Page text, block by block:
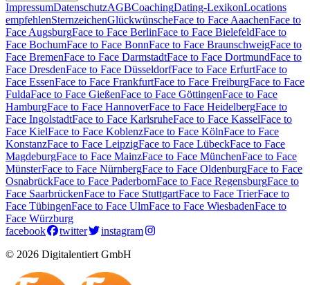
ImpressumDatenschutzAGBCoachingDating-LexikonLocations
empfehlenSternzeichenGlückwünscheFace to Face AaachenFace to
Face AugsburgFace to Face BerlinFace to Face BielefeldFace to
Face BochumFace to Face BonnFace to Face BraunschweigFace to
Face BremenFace to Face DarmstadtFace to Face DortmundFace to
Face DresdenFace to Face DüsseldorfFace to Face ErfurtFace to
Face EssenFace to Face FrankfurtFace to Face FreiburgFace to Face
FuldaFace to Face GießenFace to Face GöttingenFace to Face
HamburgFace to Face HannoverFace to Face HeidelbergFace to
Face IngolstadtFace to Face KarlsruheFace to Face KasselFace to
Face KielFace to Face KoblenzFace to Face KölnFace to Face
KonstanzFace to Face LeipzigFace to Face LübeckFace to Face
MagdeburgFace to Face MainzFace to Face MünchenFace to Face
MünsterFace to Face NürnbergFace to Face OldenburgFace to Face
OsnabrückFace to Face PaderbornFace to Face RegensburgFace to
Face SaarbrückenFace to Face StuttgartFace to Face TrierFace to
Face TübingenFace to Face UlmFace to Face WiesbadenFace to
Face Würzburg
facebook
twitter
instagram
© 2026 Digitalentiert GmbH